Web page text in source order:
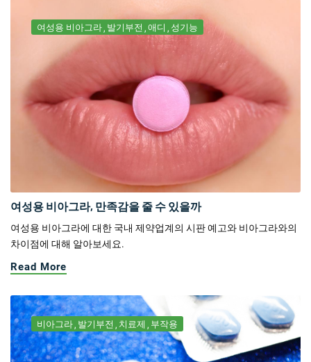
여성용 비아그라 발기부전 애디 성기능
여성용 비아그라, 만족감을 줄 수 있을까
여성용 비아그라에 대한 국내 제약업계의 시판 예고와 비아그라와의
차이점에 대해 알아보세요.
Read More
비아그라 발기부전 치료제 부작용